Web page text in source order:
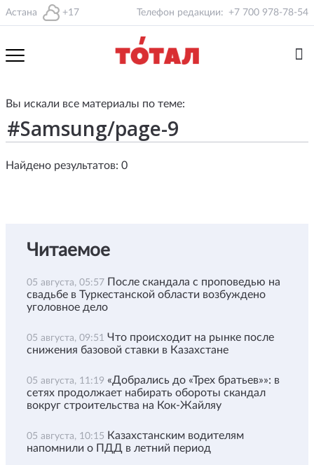
Астана +17 Телефон редакции: +7 700 978-78-54
Вы искали все материалы по теме:
Найдено результатов: 0
Читаемое
05 августа, 05:57 После скандала с проповедью на
свадьбе в Туркестанской области возбуждено
уголовное дело
05 августа, 09:51 Что происходит на рынке после
снижения базовой ставки в Казахстане
05 августа, 11:19 «Добрались до «Трех братьев»»: в
сетях продолжает набирать обороты скандал
вокруг строительства на Кок-Жайляу
05 августа, 10:15 Казахстанским водителям
напомнили о ПДД в летний период